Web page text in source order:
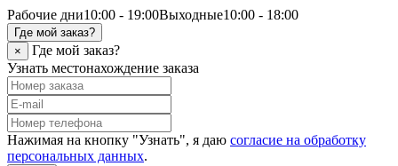
Рабочие дни10:00 - 19:00Выходные10:00 - 18:00
Где мой заказ?
×
Где мой заказ?
Узнать местонахождение заказа
Нажимая на кнопку "Узнать", я даю согласие на обработку
персональных данных.